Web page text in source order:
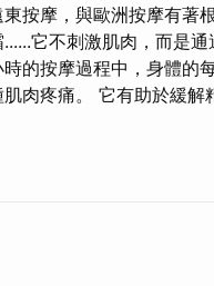
按摩，與歐洲按摩有著
它不刺激肌肉，而是通
的按摩過程中，身體的
肉疼痛。 它有助於緩解